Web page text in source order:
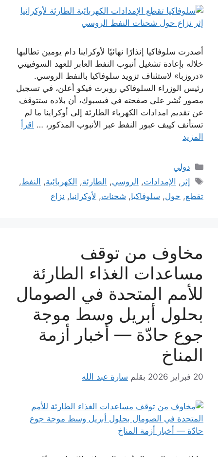
أصدرت سلوفاكيا إنذارًا نهائيًا لأوكراينا دام يومين تطالبها
خلاله بإعادة تشغيل أنبوب النفط العابر للعهد السوفييتي
«دروزبا» لاستئناف تزويد سلوفاكيا بالنفط الروسي.
رئيس الوزراء السلوفاكي روبرت فيكو أعلن، في تسجيل
مصور نُشر على صفحته في فيسبوك، أن بلاده ستتوقف
عن تقديم امدادات الكهرباء الطارئة إلى أوكراينا ما لم
تستأنف كييف عبور النفط عبر الأنبوب المذكور، … اقرأ
المزيد
التصنيفات
دولي
الوسوم
إثر , الإمدادات, الروسي, الطارئة, الكهربائية, النفط,
تقطع, حول, سلوفاكيا, شحنات, لأوكرانيا, نزاع
مخاوف من توقف
مساعدات الغذاء الطارئة
للأمم المتحدة في الصومال
بحلول أبريل وسط موجة
جوع حادّة — أخبار أزمة
المناخ
20 فبراير 2026 بقلم سارة عبد الله